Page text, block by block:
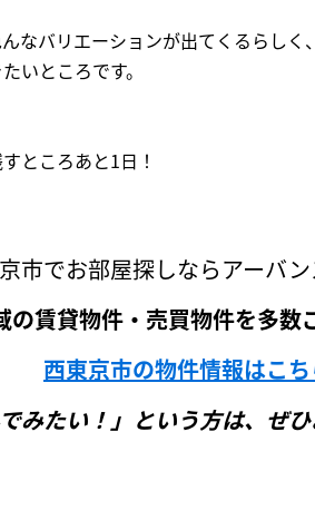
なバリエーションが出てくるらしく
いところです。
ところあと1日！
市でお部屋探しならアーバ
の賃貸物件・売買物件を多数
西東京市の物件情報はこ
でみたい！」という方は、ぜ